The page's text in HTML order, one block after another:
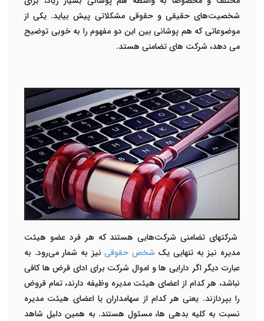
شخصیت‌های حقیقی و حقوقی مشکلاتی پیش بیاید. یکی از
موضوعاتی که هم پوشانی بین این دو مفهوم را به خوبی توضیح
می دهد، شرکت های تضامنی هستد.
شرکتهای تضامنی شرکت‌هایی هستند که هر فرد عضو هیئت
مدیره نیز به تنهایی یک شخص حقوقینیز به شمار می‌رود. به
عبارت دیگر اگر دارایی ها و اموال شرکت برای ادای قرض ها کافی
نباشد، هر کدام از اعضای هیئت مدیره وظیفه دارند، تمام قروض
را بپردازند. یعنی هر کدام از سهامداران یا اعضای هیئت مدیره
نسبت به کلیه بدهی ها، مسئول هستند. به همین دلیل شاهد